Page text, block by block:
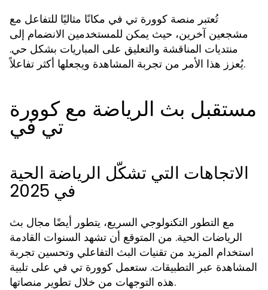
تُعتبر منصة كوورة تي في مكانًا مثاليًا للتفاعل مع
مشجعين آخرين، حيث يمكن للمستخدمين الانضمام إلى
منتديات المناقشة والتعليق على المباريات بشكل حي.
يُعزز هذا الأمر من تجربة المشاهدة ويجعلها أكثر تفاعلاً.
مستقبل بث الرياضة مع كوورة
تي في
الاتجاهات التي تشكّل الرياضة الحية
في 2025
مع التطور التكنولوجي السريع، يتطور أيضًا مجال بث
الرياضات الحية. من المتوقع أن تشهد السنوات القادمة
استخدام المزيد من تقنيات البث التفاعلي وتحسين تجربة
المشاهدة عبر التطبيقات. ستعمل كوورة تي في على تلبية
هذه التوجهات من خلال تطوير منصاتها.